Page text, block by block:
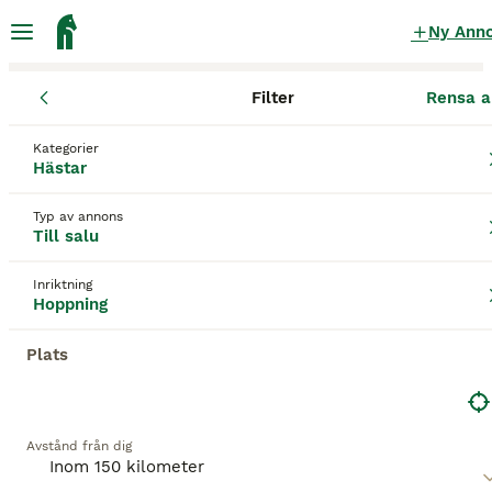
Ny
Filter Rensa
Kategorier
Hästar
Typ av annons
Till salu
Inriktning
Hoppning
Plats
Avstånd från dig
Hopphästar till salu
Spara sökning